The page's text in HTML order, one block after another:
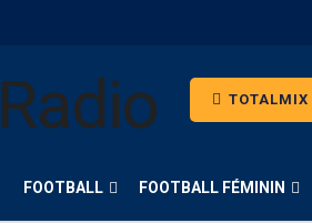
TOTALMIX
FOOTBALL FOOTBALL FÉMININ